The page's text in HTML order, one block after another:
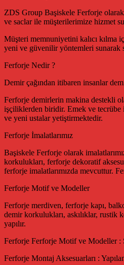
ZDS Group Başiskele Ferforje
ve saclar ile müşterilerimize hizmet
Müşteri memnuniyetini kalıcı kılma
yeni ve güvenilir yöntemleri sunarak
Ferforje Nedir ?
Demir çağından itibaren insanlar
Ferforje demirlerin makina destekli
işçiliklerden biridir. Emek ve tecrübe
ve yeni ustalar yetiştirmektedir.
Ferforje İmalatlarımız
Başiskele Ferforje olarak
korkulukları, ferforje dekoratif
ferforje imalatlarımızda mevcuttur.
Ferforje Motif ve Modeller
Ferforje merdiven, ferforje kapı,
demir korkulukları, askılıklar, rustik
yapılır.
Ferforje Ferforje Motif ve Modeller :
Ferforje Montaj Aksesuarları :